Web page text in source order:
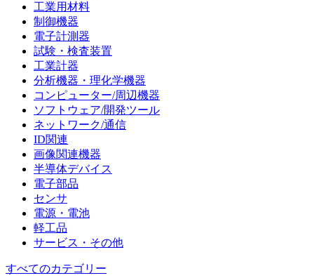
工業用材料
制御機器
電子計測器
試験・検査装置
工業計器
分析機器・理化学機器
コンピューター/周辺機器
ソフトウェア/開発ツール
ネットワーク/通信
ID関連
画像関連機器
半導体デバイス
電子部品
センサ
電源・電池
軽工品
サービス・その他
すべてのカテゴリー